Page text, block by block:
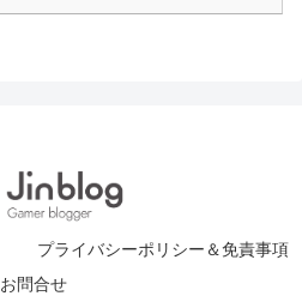
プライバシーポリシー＆免責事項
お問合せ